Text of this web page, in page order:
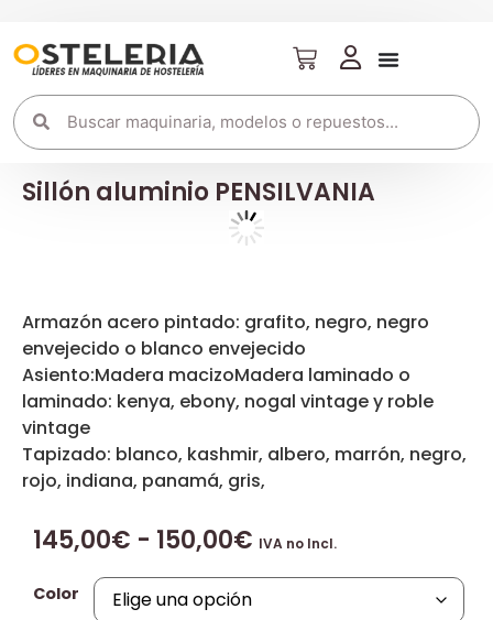
Sillón aluminio PENSILVANIA
Armazón acero pintado: grafito, negro, negro
envejecido o blanco envejecido
Asiento:Madera macizoMadera laminado o
laminado: kenya, ebony, nogal vintage y roble
vintage
Tapizado: blanco, kashmir, albero, marrón, negro,
rojo, indiana, panamá, gris,
145,00€ - 150,00€ IVA no Incl.
Color